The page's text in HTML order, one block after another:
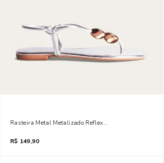
Rasteira Metal Metalizado Reflexo Prata
R$ 149,90